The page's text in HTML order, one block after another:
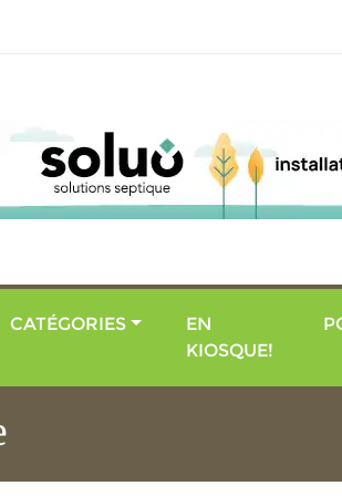
CATÉGORIES
EN
KIOSQUE!